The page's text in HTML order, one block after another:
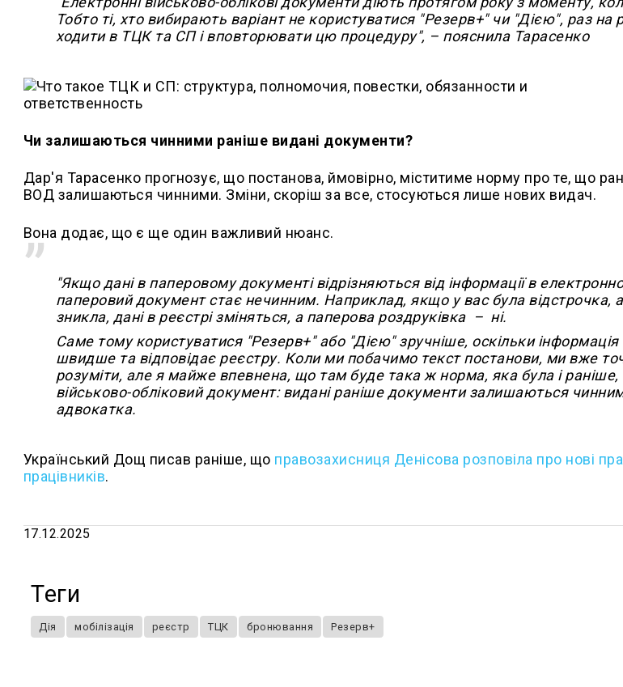
Тобто ті, хто вибирають варіант не користуватися "Резерв+" чи "Дією", раз на
ходити в ТЦК та СП і вповторювати цю процедуру", – пояснила Тарасенко
Чи залишаються чинними раніше видані документи?
Дар'я Тарасенко прогнозує, що постанова, ймовірно, міститиме норму про те, що
ВОД залишаються чинними. Зміни, скоріш за все, стосуються лише нових видач.
Вона додає, що є ще один важливий нюанс.
"Якщо дані в паперовому документі відрізняються від інформації в
паперовий документ стає нечинним. Наприклад, якщо у вас була відстрочка,
зникла, дані в реєстрі зміняться, а паперова роздруківка – ні.
Саме тому користуватися "Резерв+" або "Дією" зручніше, оскільки
швидше та відповідає реєстру. Коли ми побачимо текст постанови, ми вже
розуміти, але я майже впевнена, що там буде така ж норма, яка була і раніше,
військово-обліковий документ: видані раніше документи залишаються
адвокатка.
Український Дощ писав раніше, що правозахисниця Денісова розповіла про нові
працівників.
17.12.2025
Теги
Дія мобілізація реєстр ТЦК бронювання Резерв+